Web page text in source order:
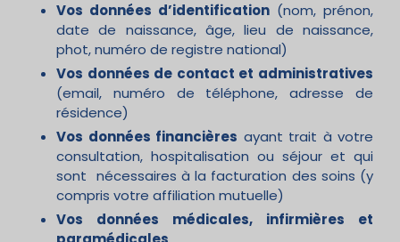
Vos données d’identification (nom, prénon,
date de naissance, âge, lieu de naissance,
phot, numéro de registre national)
Vos données de contact et administratives
(email, numéro de téléphone, adresse de
résidence)
Vos données financières ayant trait à votre
consultation, hospitalisation ou séjour et qui
sont nécessaires à la facturation des soins (y
compris votre affiliation mutuelle)
Vos données médicales, infirmières et